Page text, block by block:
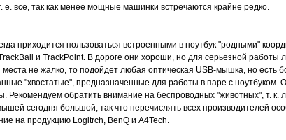
все, так как менее мощные машинки встречаются крайне редко.
приходится пользоваться встроенными в ноутбук "родными"
и TrackPoint. В дороге они хороши, но для серьезной работы
места не жалко, то подойдет любая оптическая USB-мышка, но есть
"хвостатые", предназначенные для работы в паре с
Рекомендуем обратить внимание на беспроводных "животных", т. к.
сегодня большой, так что перечислять всех производителей
на продукцию Logitrch, BenQ и A4Tech.